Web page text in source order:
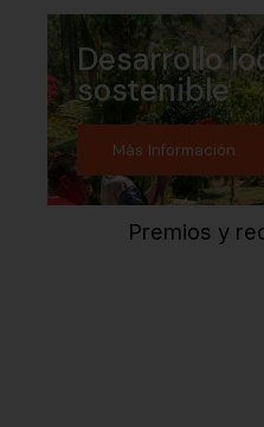
Desarrollo
sostenible
Más Información
Premios y